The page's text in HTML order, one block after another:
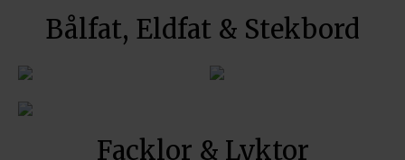
Bålfat, Eldfat & Stekbord
Facklor & Lyktor